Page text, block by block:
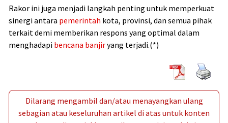
Rakor ini juga menjadi langkah penting untuk memperkuat
sinergi antara pemerintah kota, provinsi, dan semua pihak
terkait demi memberikan respons yang optimal dalam
menghadapi bencana banjiryang terjadi.(*)
Dilarang mengambil dan/atau menayangkan ulang
sebagian atau keseluruhan artikel di atas untuk konten